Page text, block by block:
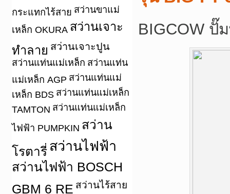
กระแทกไร้สาย สว่านขาแม่
เหล็ก OKURA สว่านเจาะ
ทำลาย สว่านเจาะปูน
สว่านแท่นแม่เหล็ก สว่านแท่น
แม่เหล็ก AGP สว่านแท่นแม่
เหล็ก BDS สว่านแท่นแม่เหล็ก
TAMTON สว่านแท่นแม่เหล็ก
ไฟฟ้า PUMPKIN สว่าน
โรตารี่ สว่านไฟฟ้า
สว่านไฟฟ้า BOSCH
GBM 6 RE สว่านไร้สาย
BIGCOW ปั๊